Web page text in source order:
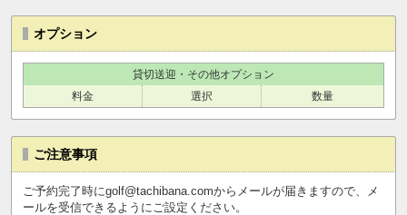
オプション
貸切送迎・その他オプション
料金
選択 数量
ご注意事項
ご予約完了時にgolf@tachibana.comからメールが届きますので、メ
ールを受信できるようにご設定ください。